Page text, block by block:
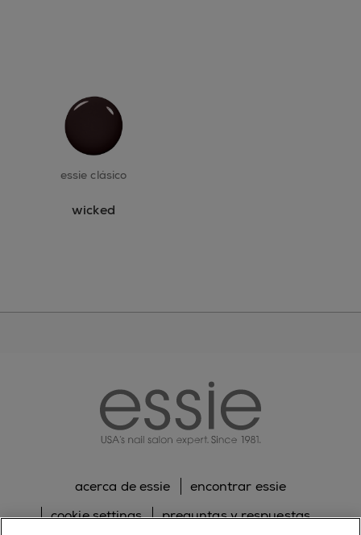
essie clásico
wicked
acerca de essie
encontrar essie
cookie settings
preguntas y respuestas